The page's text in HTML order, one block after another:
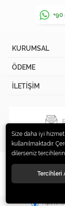
+90
KURUMSAL
ÖDEME
İLETİŞİM
©
Size daha iyi
kullanılmaktadır.
dilerseniz
Tercihleri